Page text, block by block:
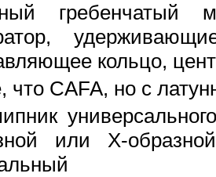
гребенчатый
кольцо,
что CAFA, но с
или Х-